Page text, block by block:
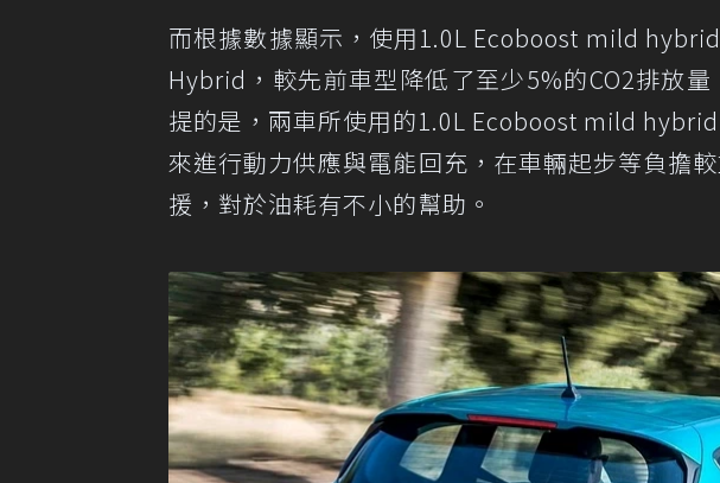
而根據數據顯示，使用1.0L Ecoboost mild
Hybrid，較先前車型降低了至少5%的CO2排放
提的是，兩車所使用的1.0L Ecoboost mild
來進行動力供應與電能回充，在車輛起步等負擔
援，對於油耗有不小的幫助。